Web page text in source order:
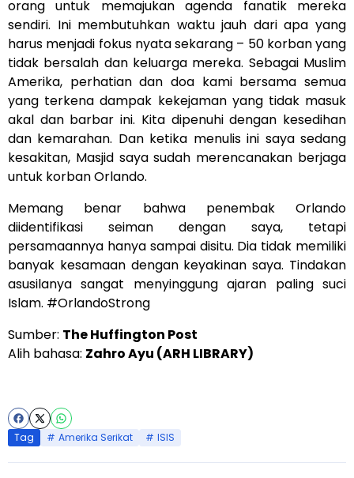
orang untuk memajukan agenda fanatik mereka
sendiri. Ini membutuhkan waktu jauh dari apa yang
harus menjadi fokus nyata sekarang – 50 korban yang
tidak bersalah dan keluarga mereka. Sebagai Muslim
Amerika, perhatian dan doa kami bersama semua
yang terkena dampak kekejaman yang tidak masuk
akal dan barbar ini. Kita dipenuhi dengan kesedihan
dan kemarahan. Dan ketika menulis ini saya sedang
kesakitan, Masjid saya sudah merencanakan berjaga
untuk korban Orlando.
Memang benar bahwa penembak Orlando
diidentifikasi seiman dengan saya, tetapi
persamaannya hanya sampai disitu. Dia tidak memiliki
banyak kesamaan dengan keyakinan saya. Tindakan
asusilanya sangat menyinggung ajaran paling suci
Islam. #OrlandoStrong
Sumber: The Huffington Post
Alih bahasa: Zahro Ayu (ARH LIBRARY)
Tag Amerika Serikat ISIS